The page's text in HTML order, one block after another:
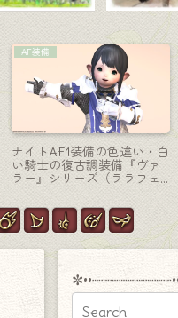
マウント
ニーアオートマタのマウン
ト！ヨルハ支援随行ユニッ
ト『ポッド602』（ゴールド
ソーサー景品）